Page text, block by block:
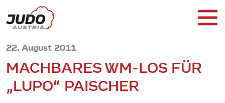
22. August 2011
MACHBARES WM-LOS FÜR
„LUPO“ PAISCHER